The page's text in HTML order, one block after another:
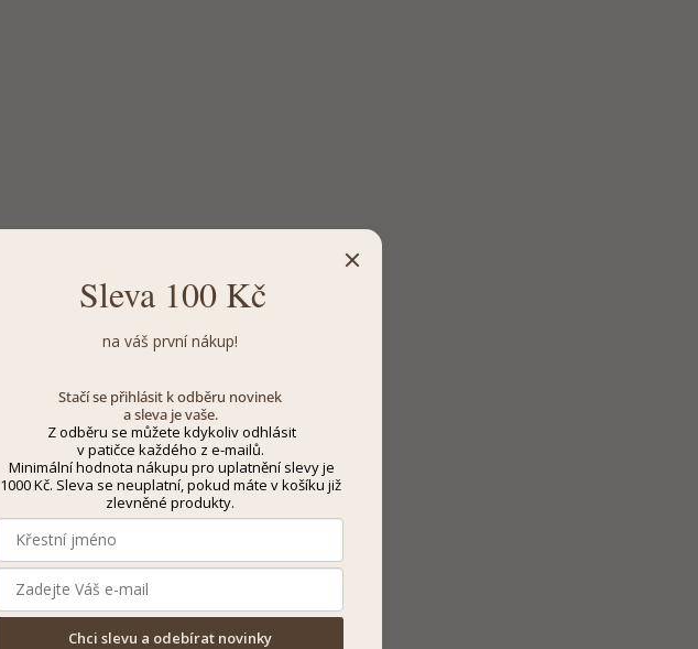
Sleva 100 Kč
na váš první nákup!
Stačí se přihlásit k odběru novinek
a sleva je vaše.
Z odběru se můžete kdykoliv odhlásit
v patičce každého z e-mailů.
Minimální hodnota nákupu pro uplatnění slevy je
1000 Kč. Sleva se neuplatní, pokud máte v košíku již
zlevněné produkty.
Chci slevu a odebírat novinky